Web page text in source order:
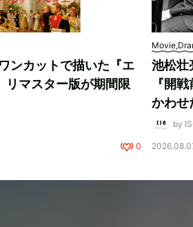
ンカットで描いた『エ
リマスター版が期間限
0
池松壮
『開
かわせ
by